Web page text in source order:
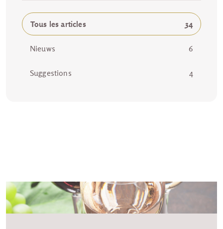
Tous les articles 34
Nieuws 6
Suggestions 4